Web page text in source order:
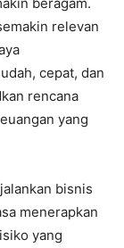
relevan
cepat, dan
rencana
yang
bisnis
menerapkan
yang